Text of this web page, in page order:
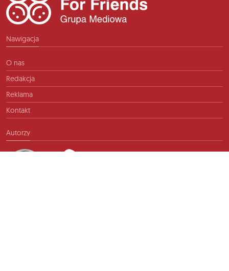
Nawigacja
O nas
Redakcja
Reklama
Kontakt
Autorzy